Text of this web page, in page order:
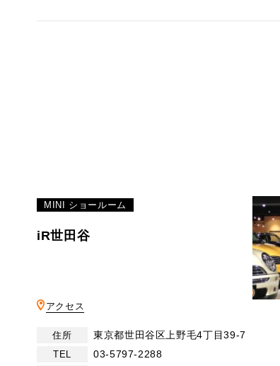
MINI ショールーム
iR世田谷
アクセス
住所 東京都世田谷区上野毛4丁目39-7
TEL 03-5797-2288